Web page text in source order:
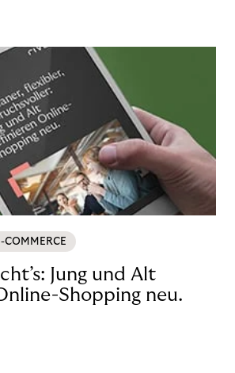
COMMERCE
Jung und Alt
Shopping neu.